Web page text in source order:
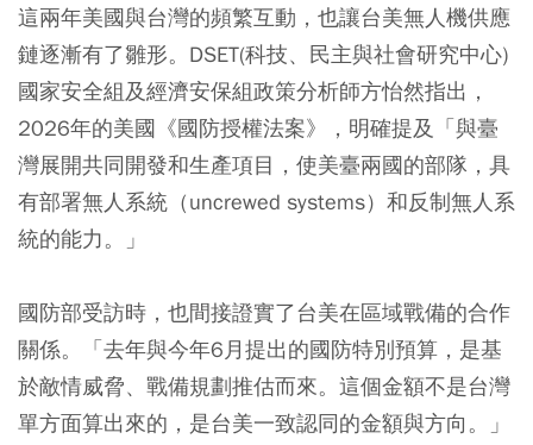
這兩年美國與台灣的頻繁互動，也讓台美無人機供應
鏈逐漸有了雛形。DSET(科技、民主與社會研究中心)
國家安全組及經濟安保組政策分析師方怡然指出，
2026年的美國《國防授權法案》，明確提及「與臺
灣展開共同開發和生產項目，使美臺兩國的部隊，具
有部署無人系統（uncrewed systems）和反制無人系
統的能力。」
國防部受訪時，也間接證實了台美在區域戰備的合作
關係。「去年與今年6月提出的國防特別預算，是基
於敵情威脅、戰備規劃推估而來。這個金額不是台灣
單方面算出來的，是台美一致認同的金額與方向。」